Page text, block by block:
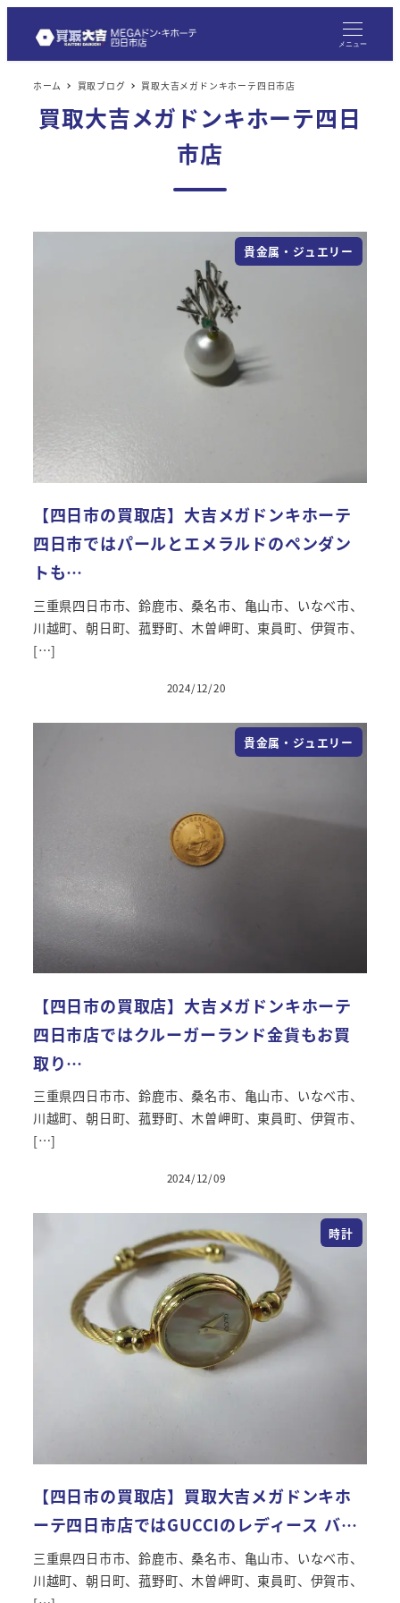
メニュー
ホーム 買取ブログ 買取大吉メガドンキホーテ四日市店
買取大吉メガドンキホーテ四日
市店
貴金属・ジュエリー
【四日市の買取店】大吉メガドンキホーテ
四日市ではパールとエメラルドのペンダン
トも…
三重県四日市市、鈴鹿市、桑名市、亀山市、いなべ市、
川越町、朝日町、菰野町、木曽岬町、東員町、伊賀市、
[…]
投稿日
2024/12/20
貴金属・ジュエリー
【四日市の買取店】大吉メガドンキホーテ
四日市店ではクルーガーランド金貨もお買
取り…
三重県四日市市、鈴鹿市、桑名市、亀山市、いなべ市、
川越町、朝日町、菰野町、木曽岬町、東員町、伊賀市、
[…]
投稿日
2024/12/09
時計
【四日市の買取店】買取大吉メガドンキホ
ーテ四日市店ではGUCCIのレディース バ…
三重県四日市市、鈴鹿市、桑名市、亀山市、いなべ市、
川越町、朝日町、菰野町、木曽岬町、東員町、伊賀市、